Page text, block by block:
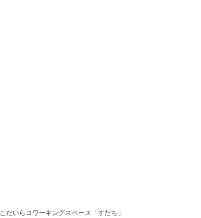
こだいらコワーキングスペース「すだち」